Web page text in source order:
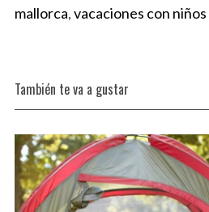
mallorca,vacaciones con
También te va a gustar